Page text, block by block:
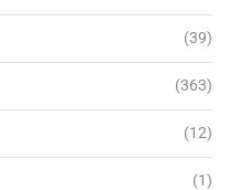
(39)
(363)
(12)
(1)